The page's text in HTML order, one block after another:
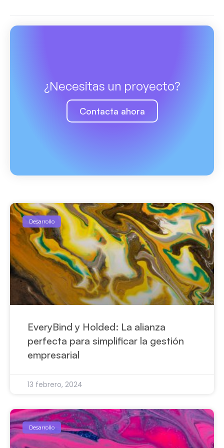
¿Necesitas un proyecto?
Contacta ahora
Desarrollo
EveryBind y Holded: La alianza
perfecta para simplificar la gestión
empresarial
13 febrero, 2024
Desarrollo